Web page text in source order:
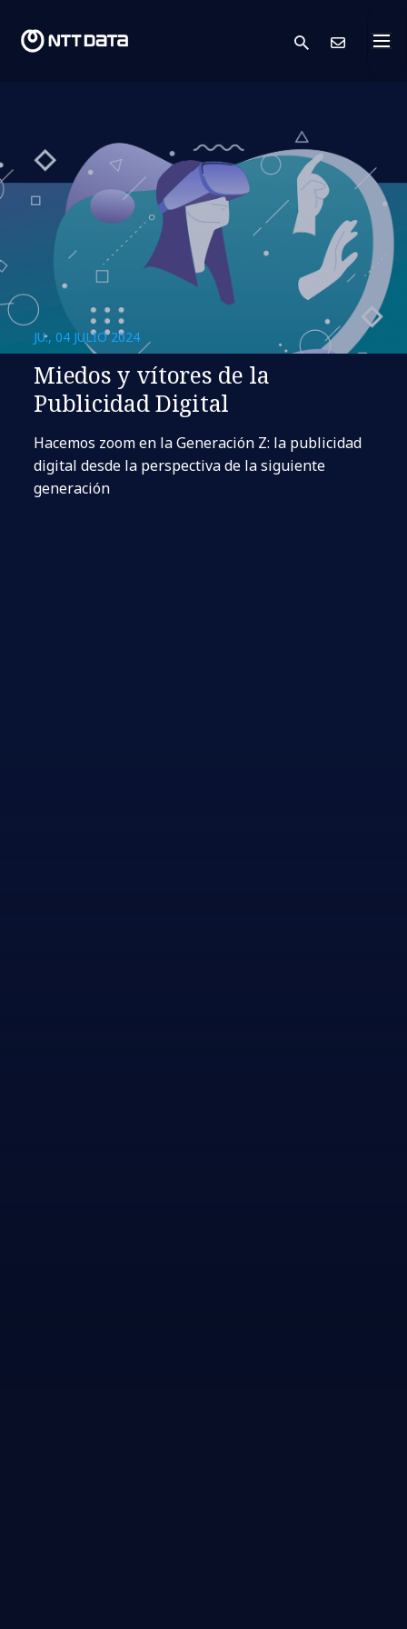
search
JU., 04 JULIO 2024
Miedos y vítores de la
Publicidad Digital
Hacemos zoom en la Generación Z: la publicidad
digital desde la perspectiva de la siguiente
generación